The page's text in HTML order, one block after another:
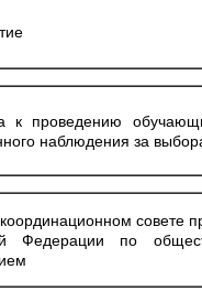
к проведению
наблюдения за
совете
Федерации по